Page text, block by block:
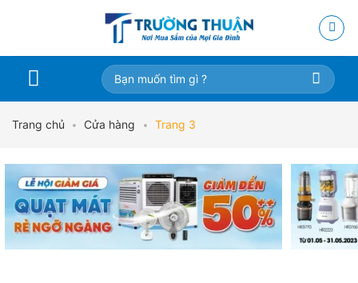
Tìm
kiếm:
Trang chủ • Cửa hàng • Trang 3